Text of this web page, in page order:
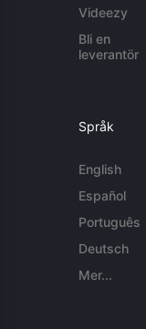
Videezy
Bli en
leverantör
Språk
English
Español
Português
Deutsch
Mer...